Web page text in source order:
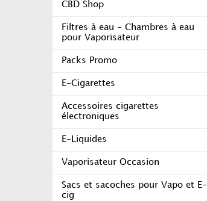
CBD Shop
Filtres à eau - Chambres à eau
pour Vaporisateur
Packs Promo
E-Cigarettes
Accessoires cigarettes
électroniques
E-Liquides
Vaporisateur Occasion
Sacs et sacoches pour Vapo et E-
cig